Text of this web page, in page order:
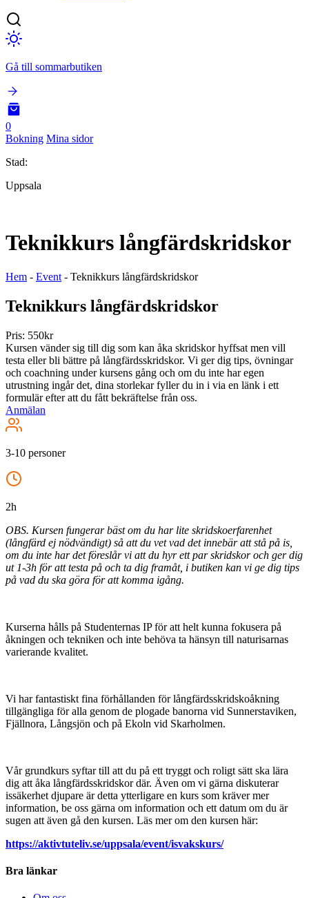
Gå till sommarbutiken
0
Bokning Mina sidor
Stad:
Uppsala
Teknikkurs långfärdskridskor
Hem - Event - Teknikkurs långfärdskridskor
Teknikkurs långfärdskridskor
Pris: 550kr
Kursen vänder sig till dig som kan åka skridskor hyffsat men vill
testa eller bli bättre på långfärdsskridskor. Vi ger dig tips, övningar
och coachning under kursens gång och om du inte har egen
utrustning ingår det, dina storlekar fyller du in i via en länk i ett
formulär efter att du fått bekräftelse från oss.
Anmälan
3-10 personer
2h
OBS. Kursen fungerar bäst om du har lite skridskoerfarenhet
(långfärd ej nödvändigt) så att du vet vad det innebär att stå på is,
om du inte har det föreslår vi att du hyr ett par skridskor och ger dig
ut 1-3h för att testa på och ta dig framåt, i butiken kan vi ge dig tips
på vad du ska göra för att komma igång.
Kurserna hålls på Studenternas IP för att helt kunna fokusera på
åkningen och tekniken och inte behöva ta hänsyn till naturisarnas
varierande kvalitet.
Vi har fantastiskt fina förhållanden för långfärdsskridskoåkning
tillgängliga för alla genom de plogade banorna vid Sunnerstaviken,
Fjällnora, Långsjön och på Ekoln vid Skarholmen.
Vår grundkurs syftar till att du på ett tryggt och roligt sätt ska lära
dig att åka långfärdsskridskor där. Även om vi gärna diskuterar
issäkerhet djupare är detta ytterligare en kurs som kräver mer
information, be oss gärna om information och ett datum om du är
sugen att även gå den kursen. Läs mer om den kursen här:
https://aktivtuteliv.se/uppsala/event/isvakskurs/
Bra länkar